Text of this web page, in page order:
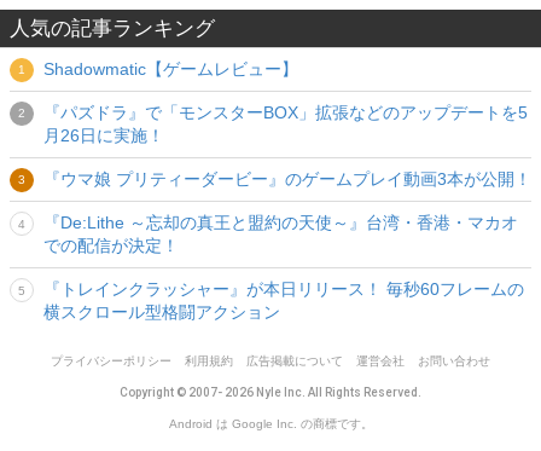
人気の記事ランキング
Shadowmatic【ゲームレビュー】
『パズドラ』で「モンスターBOX」拡張などのアップデートを5
月26日に実施！
『ウマ娘 プリティーダービー』のゲームプレイ動画3本が公開！
『De:Lithe ～忘却の真王と盟約の天使～』台湾・香港・マカオ
での配信が決定！
『トレインクラッシャー』が本日リリース！ 毎秒60フレームの
横スクロール型格闘アクション
プライバシーポリシー 利用規約 広告掲載について 運営会社 お問い合わせ
Copyright © 2007- 2026 Nyle Inc. All Rights Reserved.
Android は Google Inc. の商標です。